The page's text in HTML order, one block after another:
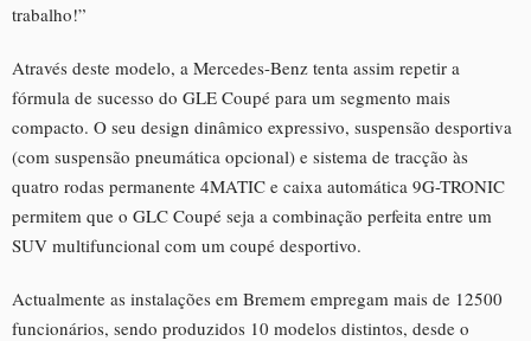
trabalho!”
Através deste modelo, a Mercedes-Benz tenta assim repetir a
fórmula de sucesso do GLE Coupé para um segmento mais
compacto. O seu design dinâmico expressivo, suspensão desportiva
(com suspensão pneumática opcional) e sistema de tracção às
quatro rodas permanente 4MATIC e caixa automática 9G-TRONIC
permitem que o GLC Coupé seja a combinação perfeita entre um
SUV multifuncional com um coupé desportivo.
Actualmente as instalações em Bremem empregam mais de 12500
funcionários, sendo produzidos 10 modelos distintos, desde o